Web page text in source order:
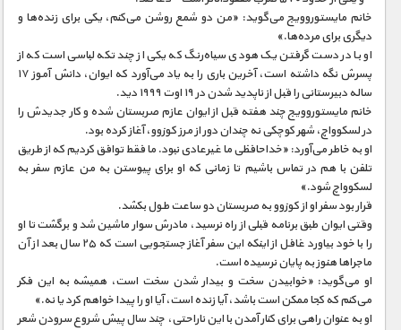
خانم مایستوروویج می‌گوید: «من دو شمع روشن می‌کنم، یکی برای زنده‌ها و
دیگری برای مرده‌‌ها.»
او با در دست گرفتن یک هودی سیاه‌رنگ که یکی از چند تکه لباسی است که از
پسرش نگه داشته است، آخرین باری را به یاد می‌آورد که‌ ایوان، دانش آموز ۱۷
ساله دبیرستانی را قبل از ناپدید شدن در ۱۹ اوت ۱۹۹۹ دید.
خانم مایستوروویج چند هفته قبل از ایوان عازم صربستان شده و کار جدیدش را
در لسکوواچ، شهر کوچکی نه چندان دور از مرز کوزوو، آغاز کرده بود.
او به خاطر می‌آورد: «خداحافظی ما غیرعادی نبود. ما فقط توافق کردیم که از طریق
تلفن با هم در تماس باشیم تا زمانی که او برای پیوستن به من عازم سفر به
لسکوواچ شود.»
قرار بود سفر او از کوزوو به صربستان دو ساعت طول بکشد.
وقتی ایوان طبق برنامه قبلی از راه نرسید، مادرش سوار ماشین شد و برگشت تا او
را با خود بیاورد غافل از اینکه این سفر آغاز جستجویی است که ۲۵ سال بعد از آن
ماجراها هنوز به پایان نرسیده است.
او می‌گوید: «خوابیدن سخت و بیدار شدن سخت است، همیشه به این فکر
می‌کنم که کجا ممکن است باشد، آیا زنده است، آیا او را پیدا خواهم کرد یا نه.»
او به عنوان راهی برای کنار آمدن با این ناراحتی، چند سال پیش شروع سرودن شعر